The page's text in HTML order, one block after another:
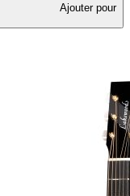
Ajouter pour